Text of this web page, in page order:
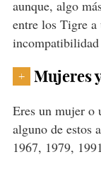
aunque, algo
entre los Tigre a
incompatibilidad
+ Mujeres
Eres un mujer o
alguno de estos
1967, 1979,